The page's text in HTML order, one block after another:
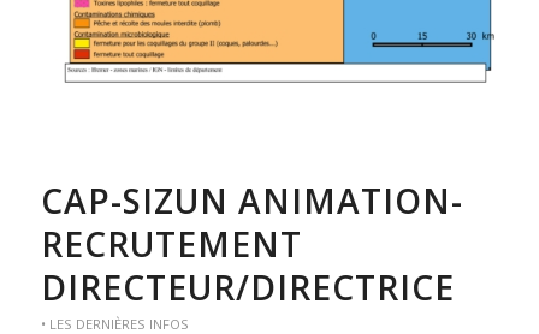
CAP-SIZUN ANIMATION-
RECRUTEMENT
DIRECTEUR/DIRECTRICE
• LES DERNIÈRES INFOS